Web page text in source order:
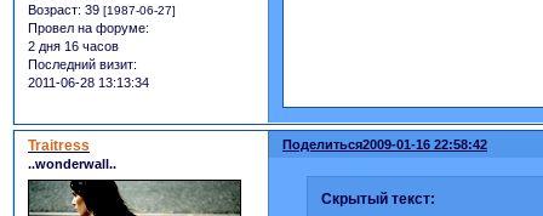
Возраст: 39 [1987-06-27]
Провел на форуме:
2 дня 16 часов
Последний визит:
2011-06-28 13:13:34
Поделиться2009-01-16 22:58:42
Traitress
..wonderwall..
Скрытый текст: